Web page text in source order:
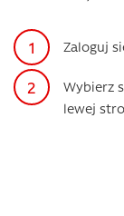
Zaloguj
Wybierz
lewej